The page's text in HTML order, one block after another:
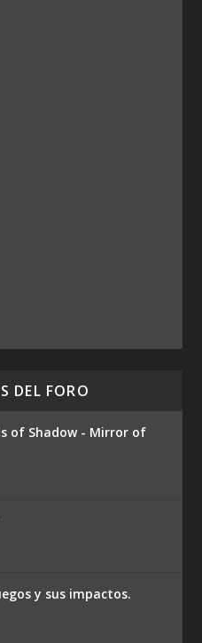
DEL FORO
of Shadow - Mirror of
y sus impactos.